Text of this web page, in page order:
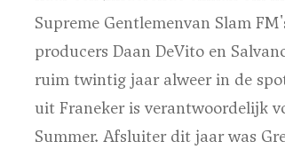
Supreme Gentlemenvan Slam
producers Daan DeVito en
ruim twintig jaar alweer in de
uit Franeker is verantwoordelijk
Summer. Afsluiter dit jaar was